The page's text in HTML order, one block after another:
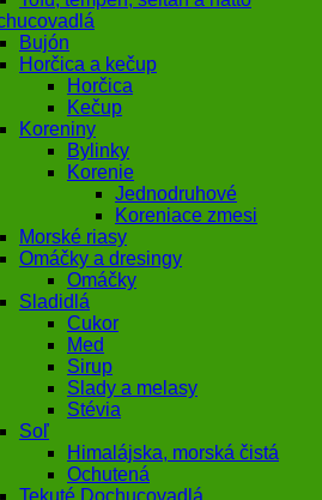
Bujón
Horčica a kečup
Horčica
Kečup
Koreniny
Bylinky
Korenie
Jednodruhové
Koreniace zmesi
Morské riasy
Omáčky a dresingy
Omáčky
Sladidlá
Cukor
Med
Sirup
Slady a melasy
Stévia
Soľ
Himalájska, morská čistá
Ochutená